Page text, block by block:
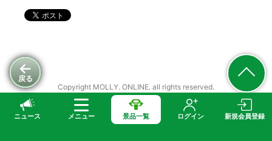
ニュース メニュー 景品一覧 ログイン 新規会員登録
戻る
Copyright MOLLY. ONLINE. all rights reserved.